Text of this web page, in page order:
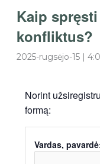
Kaip
konfliktus?
2025-rugsėjo-15 |
Norint
formą:
Vardas,